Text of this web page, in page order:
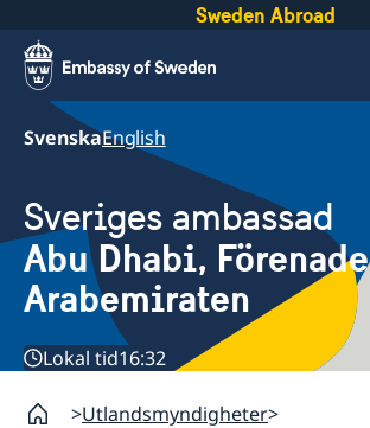
Sweden Abroad
SvenskaEnglish
Sveriges ambassad
Abu Dhabi, Förenade
Arabemiraten
Lokal tid16:32
Utlandsmyndigheter